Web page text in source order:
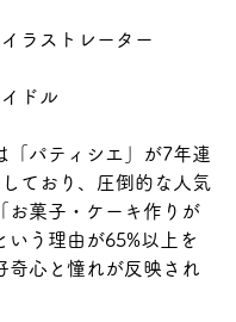
ラストレーター
ドル
「パティシエ」が7年連
ており、圧倒的な人気
お菓子・ケーキ作りが
いう理由が65%以上を
奇心と憧れが反映され